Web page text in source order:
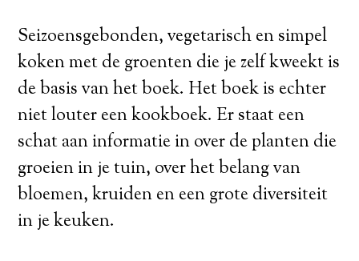
Seizoensgebonden, vegetarisch en simpel
koken met de groenten die je zelf kweekt is
de basis van het boek. Het boek is echter
niet louter een kookboek. Er staat een
schat aan informatie in over de planten die
groeien in je tuin, over het belang van
bloemen, kruiden en een grote diversiteit
in je keuken.